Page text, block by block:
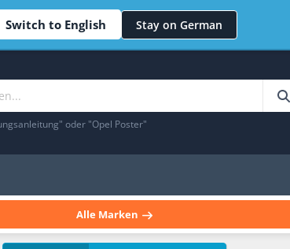
Switch to English Stay on German
oder "Opel Poster"
Alle Marken